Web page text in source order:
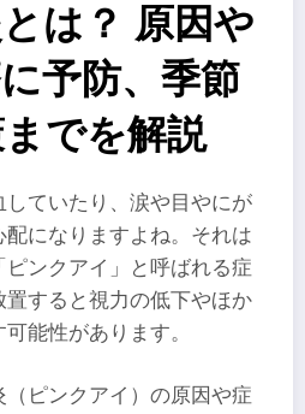
は？ 原因や
予防、季節
でを解説
ていたり、涙や目やにが
になりますよね。それは
ピンクアイ」と呼ばれる症
すると視力の低下やほか
能性があります。
ピンクアイ）の原因や症